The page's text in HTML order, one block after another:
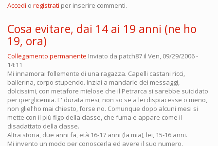
Accedi o registrati per inserire commenti.
Cosa evitare, dai 14 ai 19 anni (ne ho
19, ora)
Collegamento permanente Inviato da patch87 il Ven, 09/29/2006 -
14:11
Mi innamorai follemente di una ragazza. Capelli castani ricci,
ballerina, corpo stupendo. Inziai a mandarle dei messaggi,
dolcissimi, con metafore mielose che il Petrarca si sarebbe suicidato
per iperglicemia. E' durata mesi, non so se a lei dispiacesse o meno,
non gliel'ho mai chiesto, forse no. Comunque dopo alcuni mesi si
mette con il più figo della classe, che fuma e appare come il
disadattato della classe.
Altra storia, due anni fa, età 16-17 anni (la mia), lei, 15-16 anni.
Mi invento un modo per conoscerla ed avere il suo numero.